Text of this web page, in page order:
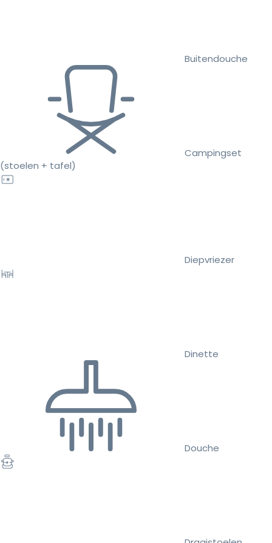
Buitendouche
Campingset
(stoelen + tafel)
Diepvriezer
Dinette
Douche